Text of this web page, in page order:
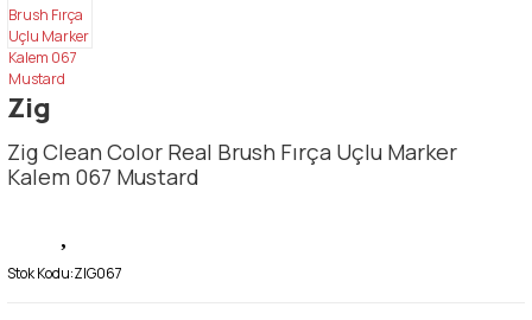
Zig
Zig Clean Color Real Brush Fırça Uçlu Marker
Kalem 067 Mustard
Stok Kodu:ZIG067